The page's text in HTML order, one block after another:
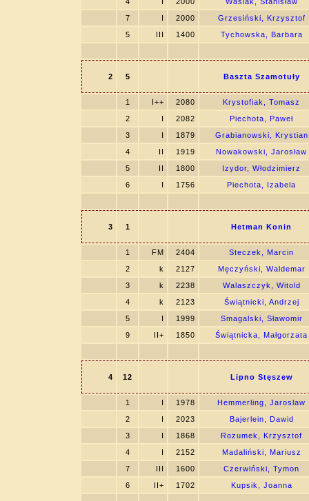
7
I 2000
Grzesiński, Krzysztof
5
III 1400 Tychowska, Barbara
2 5 Baszta Szamotuły
1 I++ 2080
Krystofiak, Tomasz
2
I 2082
Piechota, Paweł
3
I 1879
Grabianowski, Krystian
4
II 1919
Nowakowski, Jarosław
5
II 1800
Izydor, Włodzimierz
6
I 1756 Piechota, Izabela
3 1 Hetman Konin
1 FM 2404
Steczek, Marcin
2
k 2127
Męczyński, Waldemar
3
k 2238
Walaszczyk, Witold
4
k 2123
Świątnicki, Andrzej
5
I 1999
Smagalski, Sławomir
9
II+ 1850 Świątnicka, Małgorzata
4 12 Lipno Stęszew
1 I 1978
Hemmerling, Jaroslaw
2
I 2023
Bajerlein, Dawid
3
I 1868
Rozumek, Krzysztof
4
I 2152
Madaliński, Mariusz
7
III 1600
Czerwiński, Tymon
6
II+ 1702 Kupsik, Joanna